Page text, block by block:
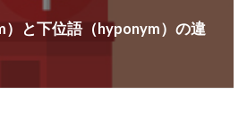
と下位語（hyponym）の違